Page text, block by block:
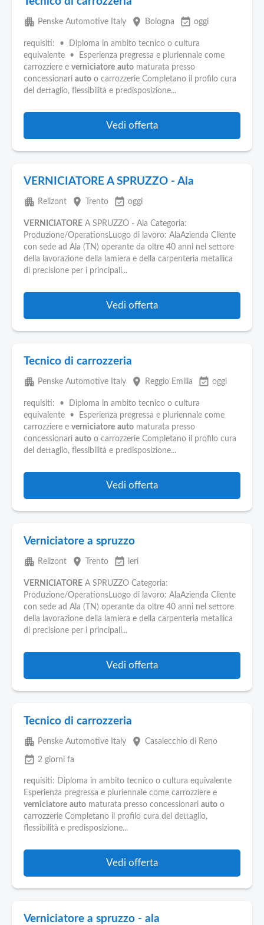
apartment Penske Automotive Italy place Bologna event_available oggi
requisiti: • Diploma in ambito tecnico o cultura
equivalente • Esperienza pregressa e pluriennale come
carrozziere e verniciatore auto maturata presso
concessionari auto o carrozzerie Completano il profilo cura
del dettaglio, flessibilità e predisposizione...
Vedi offerta
VERNICIATORE A SPRUZZO - Ala
apartment Relizont place Trento event_available oggi
VERNICIATORE A SPRUZZO - Ala Categoria:
Produzione/OperationsLuogo di lavoro: AlaAzienda Cliente
con sede ad Ala (TN) operante da oltre 40 anni nel settore
della lavorazione della lamiera e della carpenteria metallica
di precisione per i principali...
Vedi offerta
Tecnico di carrozzeria
apartment Penske Automotive Italy place Reggio Emilia event_available oggi
requisiti: • Diploma in ambito tecnico o cultura
equivalente • Esperienza pregressa e pluriennale come
carrozziere e verniciatore auto maturata presso
concessionari auto o carrozzerie Completano il profilo cura
del dettaglio, flessibilità e predisposizione...
Vedi offerta
Verniciatore a spruzzo
apartment Relizont place Trento event_available ieri
VERNICIATORE A SPRUZZO Categoria:
Produzione/OperationsLuogo di lavoro: AlaAzienda Cliente
con sede ad Ala (TN) operante da oltre 40 anni nel settore
della lavorazione della lamiera e della carpenteria metallica
di precisione per i principali...
Vedi offerta
Tecnico di carrozzeria
apartment Penske Automotive Italy place Casalecchio di Reno
event_available 2 giorni fa
requisiti: Diploma in ambito tecnico o cultura equivalente
Esperienza pregressa e pluriennale come carrozziere e
verniciatore auto maturata presso concessionari auto o
carrozzerie Completano il profilo cura del dettaglio,
flessibilità e predisposizione...
Vedi offerta
Verniciatore a spruzzo - ala